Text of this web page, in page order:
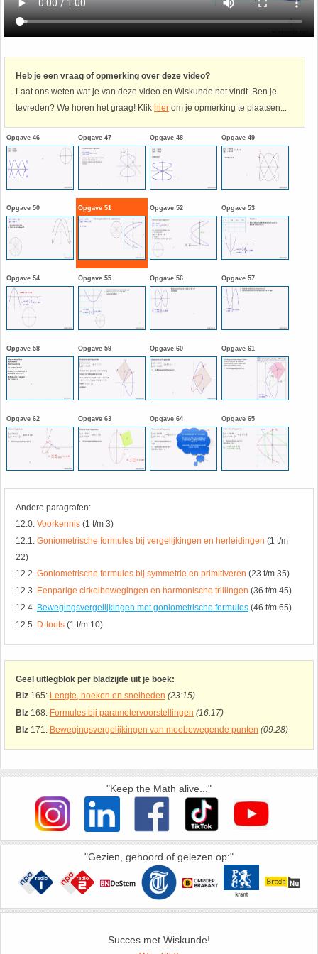
Heb je een vraag of opmerking over deze video?
Laat ons weten wat je van deze video en Wiskunde.net vindt. Ben je
tevreden? We horen het graag! Klik hier om je opmerking te plaatsen...
Opgave 46 Opgave 47 Opgave 48 Opgave 49
Opgave 50 Opgave 51 Opgave 52 Opgave 53
Opgave 54 Opgave 55 Opgave 56 Opgave 57
Opgave 58 Opgave 59 Opgave 60 Opgave 61
Opgave 62 Opgave 63 Opgave 64 Opgave 65
Andere paragrafen:
12.0. Voorkennis (1 t/m 3)
12.1. Goniometrische formules bij vergelijkingen en herleidingen (1 t/m
22)
12.2. Goniometrische formules bij symmetrie en primitiveren (23 t/m 35)
12.3. Eenparige cirkelbewegingen en harmonische trillingen (36 t/m 45)
12.4. Bewegingsvergelijkingen met goniometrische formules (46 t/m 65)
12.5. D-toets (1 t/m 10)
Geel uitlegblok per bladzijde uit je boek:
Blz 165: Lengte, hoeken en snelheden (23:15)
Blz 168: Formules bij parametervoorstellingen (16:17)
Blz 171: Bewegingsvergelijkingen van meebewegende punten (09:28)
"Keep the Math alive..."
"Gezien, gehoord of gelezen op:"
Succes met Wiskunde!
Havo
HAVO 4B - Hoofdstuk 4 - Werken met formules
HAVO 4B - Hoofdstuk 5 - Machten, exponenten
en logaritmen
HAVO 4B - Hoofdstuk 6 - De afgeleide functie
HAVO 5B - Hoofdstuk 7 - Lijnen en cirkels
HAVO 5B - Hoofdstuk 8 - Goniometrie
HAVO 5B - Hoofdstuk 9 - Exponentiële verbanden
HAVO 5B - Hoofdstuk 10 - Meetkundige
berekeningen
VWO
(Nog geen toetsen)
9. Het getal van Euler
11. Inhoud cilinder
12. Inhoud kegel
13. Inhoud piramide
14. Inhoud prisma
15. Lijn door 2 gegeven punten
16. Logaritmen
17. Machten
18. Matrices
19. Omtrek cirkel
20. Oppervlakte cilinder
21. Oppervlakte cirkel
24. Oppervlakte parallellogram
25. Oppervlakte trapezium
27. Priemgetallen
28. Procenten
29. Romeinse cijfers
31. Sinusregel
32. Standaarddeviatie
33. Stelling van fermat